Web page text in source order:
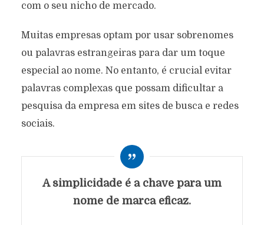
com o seu nicho de mercado.
Muitas empresas optam por usar sobrenomes
ou palavras estrangeiras para dar um toque
especial ao nome. No entanto, é crucial evitar
palavras complexas que possam dificultar a
pesquisa da empresa em sites de busca e redes
sociais.
A simplicidade é a chave para um
nome de marca eficaz.